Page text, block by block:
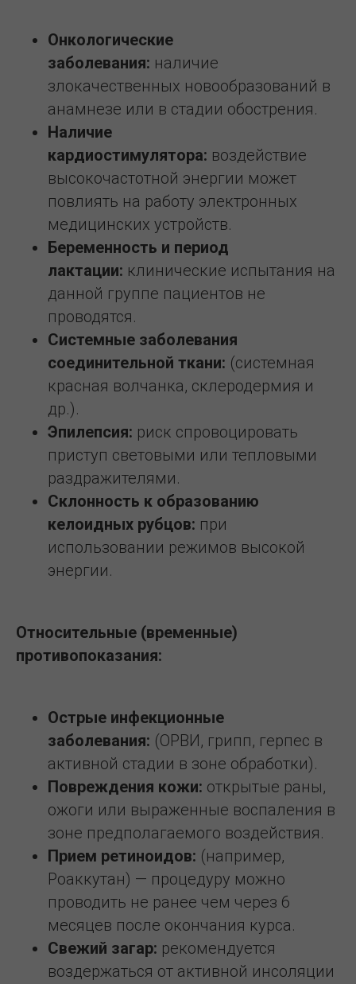
Онкологические
заболевания: наличие
злокачественных новообразований в
анамнезе или в стадии обострения.
Наличие
кардиостимулятора: воздействие
высокочастотной энергии может
повлиять на работу электронных
медицинских устройств.
Беременность и период
лактации: клинические испытания на
данной группе пациентов не
проводятся.
Системные заболевания
соединительной ткани: (системная
красная волчанка, склеродермия и
др.).
Эпилепсия: риск спровоцировать
приступ световыми или тепловыми
раздражителями.
Склонность к образованию
келоидных рубцов: при
использовании режимов высокой
энергии.
Относительные (временные)
противопоказания:
Острые инфекционные
заболевания: (ОРВИ, грипп, герпес в
активной стадии в зоне обработки).
Повреждения кожи: открытые раны,
ожоги или выраженные воспаления в
зоне предполагаемого воздействия.
Прием ретиноидов: (например,
Роаккутан) — процедуру можно
проводить не ранее чем через 6
месяцев после окончания курса.
Свежий загар: рекомендуется
воздержаться от активной инсоляции